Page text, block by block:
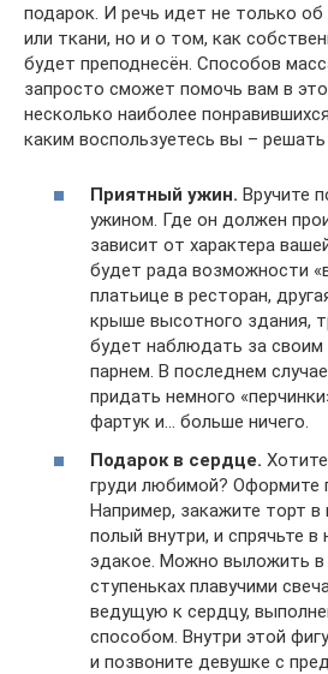
подарок. И речь идет не только об
или ткани, но и о том, как
будет преподнесён. Способов
запросто сможет помочь вам в
несколько наиболее
каким воспользуетесь вы – решать
Приятный ужин. Вручите
ужином. Где он должен
зависит от характера
будет рада возможности
платьице в ресторан,
крыше высотного здания,
будет наблюдать за своим
парнем. В последнем
придать немного
фартук и… больше ничего.
Подарок в сердце.
груди любимой? Оформите
Например, закажите торт в
полый внутри, и спрячьте в
эдакое. Можно выложить в
ступеньках плавучими
ведущую к сердцу,
способом. Внутри этой
и позвоните девушке с